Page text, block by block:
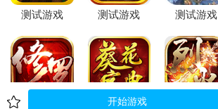
开始游戏
0.00折
测试游戏 0.00折
测试游戏 0.00折
测试游戏
0.00折